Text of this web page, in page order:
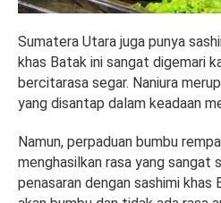
Sumatera Utara juga punya
khas Batak ini sangat digemari
bercitarasa segar. Naniura
yang disantap dalam keadaan
Namun, perpaduan bumbu
menghasilkan rasa yang sangat
penasaran dengan sashimi khas